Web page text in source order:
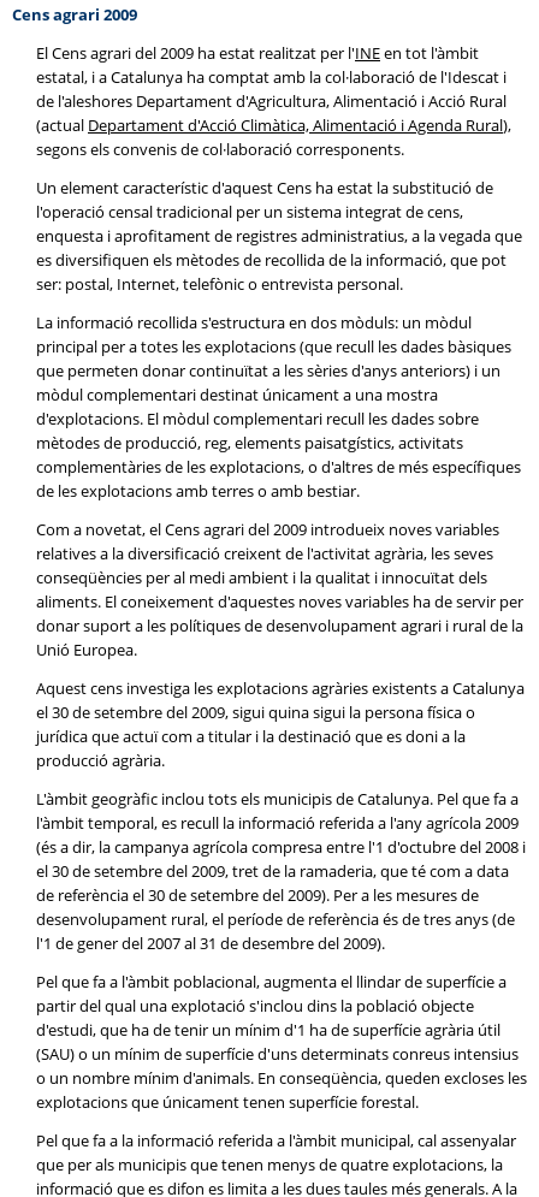
Cens agrari 2009
El Cens agrari del 2009 ha estat realitzat per l'INEen tot l'àmbit
estatal, i a Catalunya ha comptat amb la col·laboració de l'Idescat i
de l'aleshores Departament d'Agricultura, Alimentació i Acció Rural
(actual Departament d'Acció Climàtica, Alimentació i Agenda Rural),
segons els convenis de col·laboració corresponents.
Un element característic d'aquest Cens ha estat la substitució de
l'operació censal tradicional per un sistema integrat de cens,
enquesta i aprofitament de registres administratius, a la vegada que
es diversifiquen els mètodes de recollida de la informació, que pot
ser: postal, Internet, telefònic o entrevista personal.
La informació recollida s'estructura en dos mòduls: un mòdul
principal per a totes les explotacions (que recull les dades bàsiques
que permeten donar continuïtat a les sèries d'anys anteriors) i un
mòdul complementari destinat únicament a una mostra
d'explotacions. El mòdul complementari recull les dades sobre
mètodes de producció, reg, elements paisatgístics, activitats
complementàries de les explotacions, o d'altres de més específiques
de les explotacions amb terres o amb bestiar.
Com a novetat, el Cens agrari del 2009 introdueix noves variables
relatives a la diversificació creixent de l'activitat agrària, les seves
conseqüències per al medi ambient i la qualitat i innocuïtat dels
aliments. El coneixement d'aquestes noves variables ha de servir per
donar suport a les polítiques de desenvolupament agrari i rural de la
Unió Europea.
Aquest cens investiga les explotacions agràries existents a Catalunya
el 30 de setembre del 2009, sigui quina sigui la persona física o
jurídica que actuï com a titular i la destinació que es doni a la
producció agrària.
L'àmbit geogràfic inclou tots els municipis de Catalunya. Pel que fa a
l'àmbit temporal, es recull la informació referida a l'any agrícola 2009
(és a dir, la campanya agrícola compresa entre l'1 d'octubre del 2008 i
el 30 de setembre del 2009, tret de la ramaderia, que té com a data
de referència el 30 de setembre del 2009). Per a les mesures de
desenvolupament rural, el període de referència és de tres anys (de
l'1 de gener del 2007 al 31 de desembre del 2009).
Pel que fa a l'àmbit poblacional, augmenta el llindar de superfície a
partir del qual una explotació s'inclou dins la població objecte
d'estudi, que ha de tenir un mínim d'1 ha de superfície agrària útil
(SAU) o un mínim de superfície d'uns determinats conreus intensius
o un nombre mínim d'animals. En conseqüència, queden excloses les
explotacions que únicament tenen superfície forestal.
Pel que fa a la informació referida a l'àmbit municipal, cal assenyalar
que per als municipis que tenen menys de quatre explotacions, la
informació que es difon es limita a les dues taules més generals. A la